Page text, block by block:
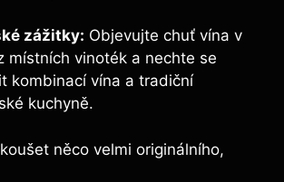
zážitky: Objevujte chuť vína v
místních vinoték a nechte se
kombinací vína a tradiční
kuchyně.
něco velmi originálního,